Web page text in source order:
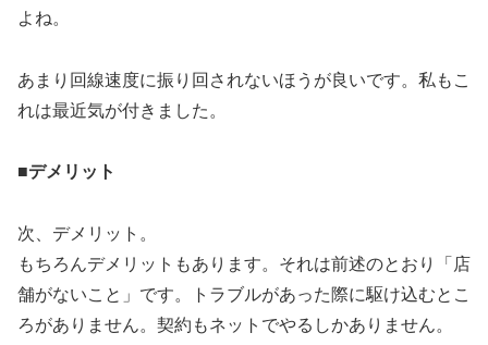
よね。
あまり回線速度に振り回されないほうが良いです。私もこ
れは最近気が付きました。
■デメリット
次、デメリット。
もちろんデメリットもあります。それは前述のとおり「店
舗がないこと」です。トラブルがあった際に駆け込むとこ
ろがありません。契約もネットでやるしかありません。